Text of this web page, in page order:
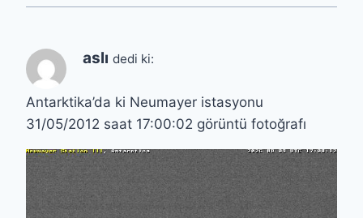
aslı dedi ki:
Antarktika’da ki Neumayer istasyonu
31/05/2012 saat 17:00:02 görüntü fotoğrafı